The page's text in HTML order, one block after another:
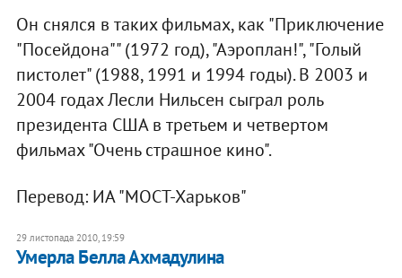
Он снялся в таких фильмах, как "Приключение
"Посейдона"" (1972 год), "Аэроплан!", "Голый
пистолет" (1988, 1991 и 1994 годы). В 2003 и
2004 годах Лесли Нильсен сыграл роль
президента США в третьем и четвертом
фильмах "Очень страшное кино".
Перевод: ИА "МОСТ-Харьков"
29 листопада 2010, 19:59
Умерла Белла Ахмадулина